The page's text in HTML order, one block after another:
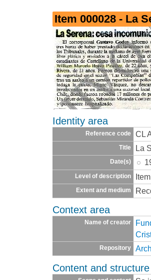
Item 000028 - La
Identity area
Reference code CL
Title La
Date(s)
Level of description Item
Extent and medium
Context area
Name of creator
Repository
Content and